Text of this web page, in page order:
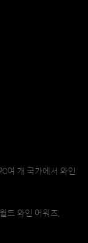
여 개 국가에서 와인
드 와인 어워즈,